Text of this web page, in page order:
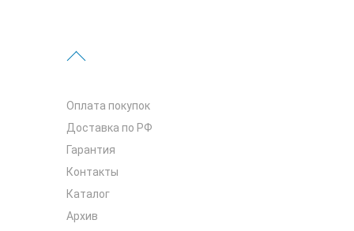
Оплата покупок
Доставка по РФ
Гарантия
Контакты
Каталог
Архив